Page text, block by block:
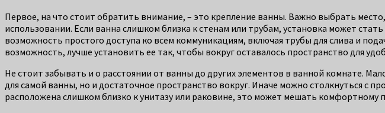
Первое, на что стоит обратить внимание, – это крепление ванны. Важно выбрать
использовании. Если ванна слишком близка к стенам или трубам, установка может
возможность простого доступа ко всем коммуникациям, включая трубы для слива и
возможность, лучше установить ее так, чтобы вокруг оставалось пространство для
Не стоит забывать и о расстоянии от ванны до других элементов в ванной комнате.
для самой ванны, но и достаточное пространство вокруг. Иначе можно столкнуться с
расположена слишком близко к унитазу или раковине, это может мешать комфортному